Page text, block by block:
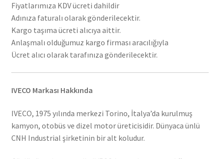
Fiyatlarımıza KDV ücreti dahildir
Adınıza faturalı olarak gönderilecektir.
Kargo taşıma ücreti alıcıya aittir.
Anlaşmalı olduğumuz kargo firması aracılığıyla
Ücret alıcı olarak tarafınıza gönderilecektir.
IVECO Markası Hakkında
IVECO, 1975 yılında merkezi Torino, İtalya’da kurulmuş
kamyon, otobüs ve dizel motor üreticisidir. Dünyaca ünlü
CNH Industrial şirketinin bir alt koludur.